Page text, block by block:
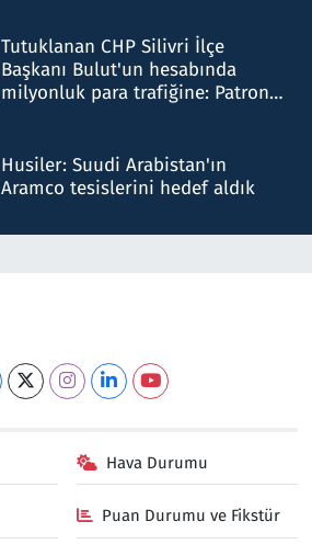
Tutuklanan CHP Silivri İlçe
Başkanı Bulut'un hesabında
milyonluk para trafiğine: Patron
Husiler: Suudi Arabistan'ın
Aramco tesislerini hedef aldık
Hava Durumu
Puan Durumu ve Fikstür